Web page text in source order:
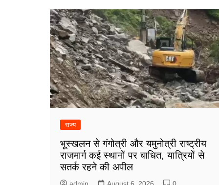
राज्य
भूस्खलन से गंगोत्री और यमुनोत्री राष्ट्रीय
राजमार्ग कई स्थानों पर बाधित, यात्रियों से
सतर्क रहने की अपील